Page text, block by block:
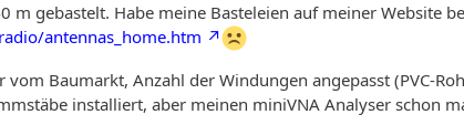
m gebastelt. Habe meine Basteleien auf meiner Website
antennas_home.htm
vom Baumarkt, Anzahl der Windungen angepasst (PVC-
installiert, aber meinen miniVNA Analyser schon